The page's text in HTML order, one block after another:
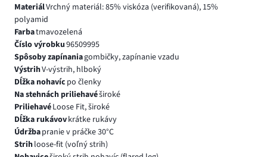
MateriálVrchný materiál: 85% viskóza (verifikovaná), 15%
polyamid
Farbatmavozelená
Číslo výrobku96509995
Spôsoby zapínaniagombičky, zapínanie vzadu
VýstrihV-výstrih, hlboký
Dĺžka nohavíc po členky
Na stehnách priliehavéširoké
PriliehavéLoose Fit, široké
Dĺžka rukávovkrátke rukávy
Údržbapranie v práčke 30°C
Strihloose-fit (voľný strih)